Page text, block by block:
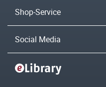
Shop-Service
Social Media